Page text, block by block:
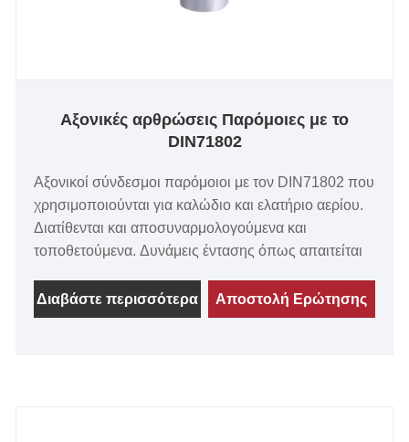
Αξονικές αρθρώσεις Παρόμοιες με το
DIN71802
Αξονικοί σύνδεσμοι παρόμοιοι με τον DIN71802 που
χρησιμοποιούνται για καλώδιο και ελατήριο αερίου.
Διατίθενται και αποσυναρμολογούμενα και
τοποθετούμενα. Δυνάμεις έντασης όπως απαιτείται
Διαβάστε περισσότερα Αποστολή Ερώτησης